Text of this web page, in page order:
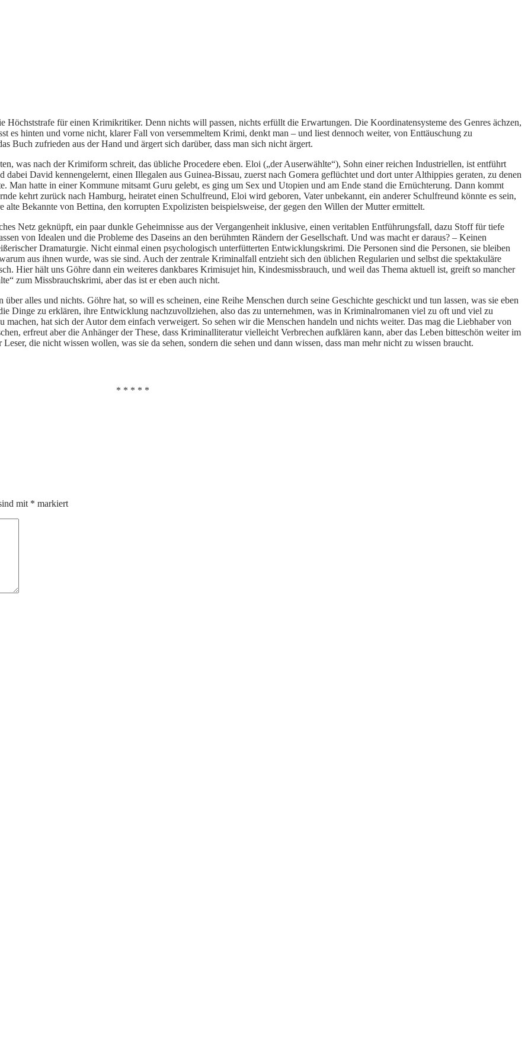
Höchststrafe für einen Krimikritiker. Denn nichts will passen, nichts erfüllt die Erwartungen. Die Koordinatensysteme des Genres ächzen,
es hinten und vorne nicht, klarer Fall von versemmeltem Krimi, denkt man – und liest dennoch weiter, von Enttäuschung zu
Buch zufrieden aus der Hand und ärgert sich darüber, dass man sich nicht ärgert.
was nach der Krimiform schreit, das übliche Procedere eben. Eloi („der Auserwählte“), Sohn einer reichen Industriellen, ist entführt
dabei David kennengelernt, einen Illegalen aus Guinea-Bissau, zuerst nach Gomera geflüchtet und dort unter Althippies geraten, zu denen
Man hatte in einer Kommune mitsamt Guru gelebt, es ging um Sex und Utopien und am Ende stand die Ernüchterung. Dann kommt
kehrt zurück nach Hamburg, heiratet einen Schulfreund, Eloi wird geboren, Vater unbekannt, ein anderer Schulfreund könnte es sein,
alte Bekannte von Bettina, den korrupten Expolizisten beispielsweise, der gegen den Willen der Mutter ermittelt.
Netz geknüpft, ein paar dunkle Geheimnisse aus der Vergangenheit inklusive, einen veritablen Entführungsfall, dazu Stoff für tiefe
von Idealen und die Probleme des Daseins an den berühmten Rändern der Gesellschaft. Und was macht er daraus? – Keinen
Dramaturgie. Nicht einmal einen psychologisch unterfütterten Entwicklungskrimi. Die Personen sind die Personen, sie bleiben
aus ihnen wurde, was sie sind. Auch der zentrale Kriminalfall entzieht sich den üblichen Regularien und selbst die spektakuläre
Hier hält uns Göhre dann ein weiteres dankbares Krimisujet hin, Kindesmissbrauch, und weil das Thema aktuell ist, greift so mancher
zum Missbrauchskrimi, aber das ist er eben auch nicht.
alles und nichts. Göhre hat, so will es scheinen, eine Reihe Menschen durch seine Geschichte geschickt und tun lassen, was sie eben
Dinge zu erklären, ihre Entwicklung nachzuvollziehen, also das zu unternehmen, was in Kriminalromanen viel zu oft und viel zu
hat sich der Autor dem einfach verweigert. So sehen wir die Menschen handeln und nichts weiter. Das mag die Liebhaber von
erfreut aber die Anhänger der These, dass Kriminalliteratur vielleicht Verbrechen aufklären kann, aber das Leben bitteschön weiter im
die nicht wissen wollen, was sie da sehen, sondern die sehen und dann wissen, dass man mehr nicht zu wissen braucht.
* * * * *
mit * markiert